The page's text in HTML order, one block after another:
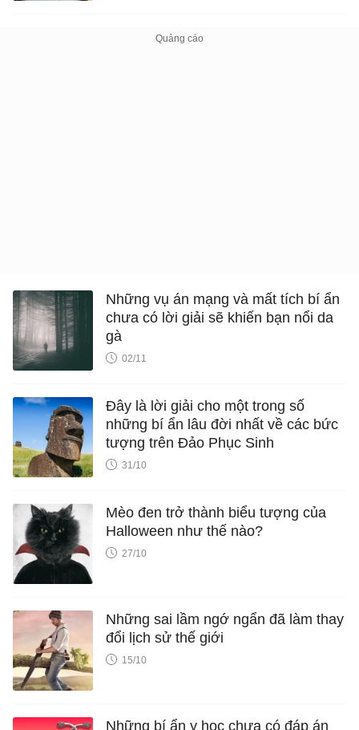
Những vụ án mạng và mất tích bí ẩn
chưa có lời giải sẽ khiến bạn nổi da
gà
02/11
Đây là lời giải cho một trong số
những bí ẩn lâu đời nhất về các bức
tượng trên Đảo Phục Sinh
31/10
Mèo đen trở thành biểu tượng của
Halloween như thế nào?
27/10
Những sai lầm ngớ ngẩn đã làm thay
đổi lịch sử thế giới
15/10
Những bí ẩn y học chưa có đáp án